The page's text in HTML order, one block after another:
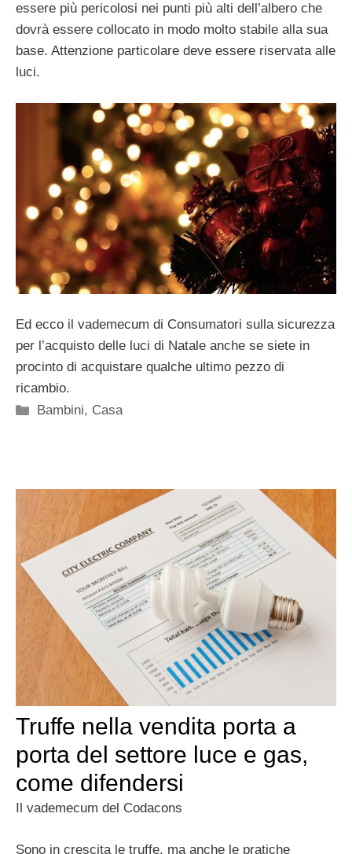
essere più pericolosi nei punti più alti dell’albero che
dovrà essere collocato in modo molto stabile alla sua
base. Attenzione particolare deve essere riservata alle
luci.
Ed ecco il vademecum di Consumatori sulla sicurezza
per l’acquisto delle luci di Natale anche se siete in
procinto di acquistare qualche ultimo pezzo di
ricambio.
Categorie
Bambini, Casa
Truffe nella vendita porta a
porta del settore luce e gas,
come difendersi
Il vademecum del Codacons
Sono in crescita le truffe, ma anche le pratiche